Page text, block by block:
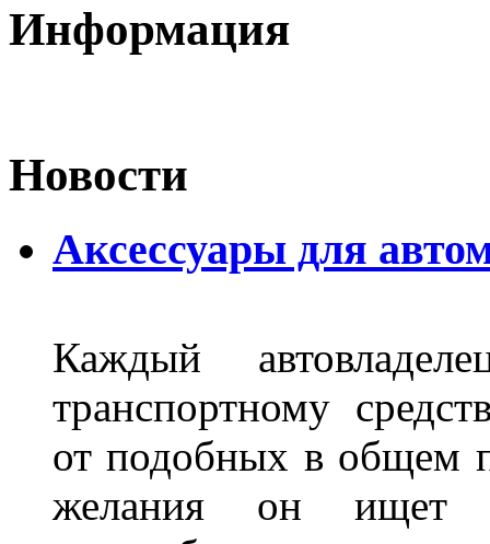
Информация
Новости
Аксессуары для
Каждый
транспортному
от подобных в общем
желания он ищет